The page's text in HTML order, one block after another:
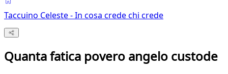
Taccuino Celeste - In cosa crede chi crede
Quanta fatica povero angelo custode